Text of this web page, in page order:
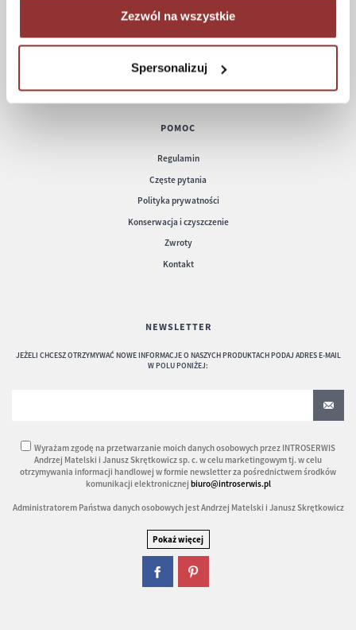
Zezwól na wszystkie
Spersonalizuj
Formy płatności
Informacje techniczne
POMOC
Regulamin
Częste pytania
Polityka prywatności
Konserwacja i czyszczenie
Zwroty
Kontakt
NEWSLETTER
JEŻELI CHCESZ OTRZYMYWAĆ NOWE INFORMACJE O NASZYCH PRODUKTACH PODAJ ADRES E-MAIL
W POLU PONIŻEJ:
Wyrażam zgodę na przetwarzanie moich danych osobowych przez INTROSERWIS
Andrzej Matelski i Janusz Skrętkowicz sp. c. w celu marketingowym tj. w celu
otrzymywania informacji handlowej w formie newsletter za pośrednictwem środków
komunikacji elektronicznej biuro@introserwis.pl
Administratorem Państwa danych osobowych jest Andrzej Matelski i Janusz Skrętkowicz